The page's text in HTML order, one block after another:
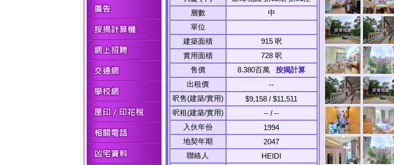
層數
中
單位
建築面積
915 呎
實用面積
728 呎
售價
8.380百萬 按揭計算
出租價
--
呎售(建築/實用)
$9,158 / $11,511
呎租(建築/實用)
-- / --
入伙年份
1994
地契年期
2047
聯絡人
HEIDI